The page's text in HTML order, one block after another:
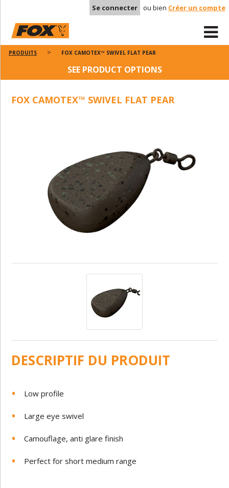
Se connecter ou bien Créer un compte
PRODUITS FOX CAMOTEX™ SWIVEL FLAT PEAR
SEE PRODUCT OPTIONS
FOX CAMOTEX™ SWIVEL FLAT PEAR
DESCRIPTIF DU PRODUIT
Low profile
Large eye swivel
Camouflage, anti glare finish
Perfect for short medium range